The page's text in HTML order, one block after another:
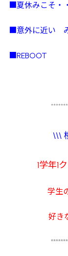
■夏休みこそ・
■意外に近い
■REBOOT
\\\
1学年1
学生
好き